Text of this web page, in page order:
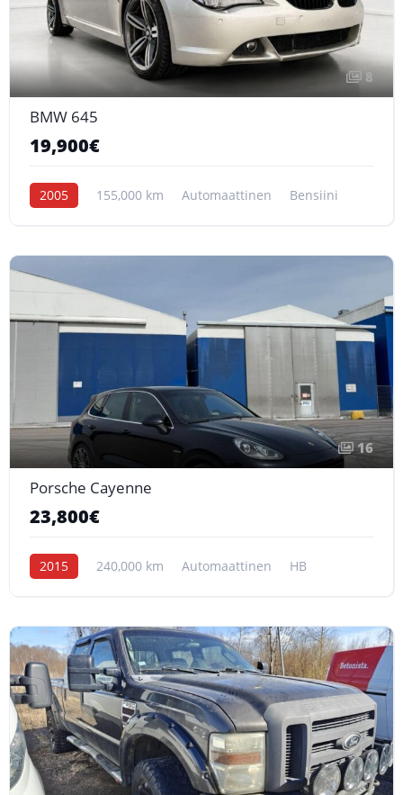
8
BMW 645
19,900€
2005 155,000 km Automaattinen Bensiini
16
Porsche Cayenne
23,800€
2015 240,000 km Automaattinen HB